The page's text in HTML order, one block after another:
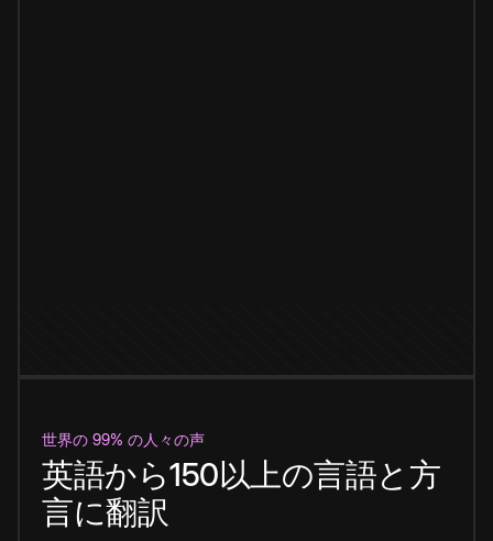
世界の 99% の人々の声
英語から150以上の言語と方
言に翻訳